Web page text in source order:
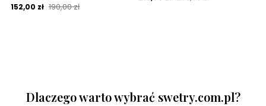
152,00 zł 190,00 zł
Dlaczego warto wybrać swetry.com.pl?